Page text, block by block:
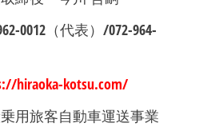
0012（代表）/072-964-
hiraoka-kotsu.com/
用旅客自動車運送事業